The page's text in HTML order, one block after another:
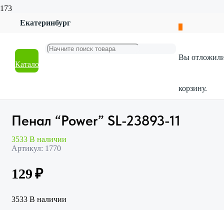
Екатеринбург
Каталог
Вы
корзину.
Канцтовары
Пенал “Power” SL-23893-11
Пенал “Power” SL-23893-11
3533 В наличии
Артикул: 1770
129₽
3533 В наличии